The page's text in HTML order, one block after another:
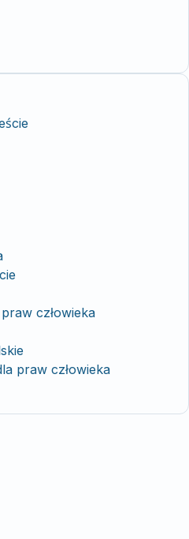
człowieka
praw człowieka